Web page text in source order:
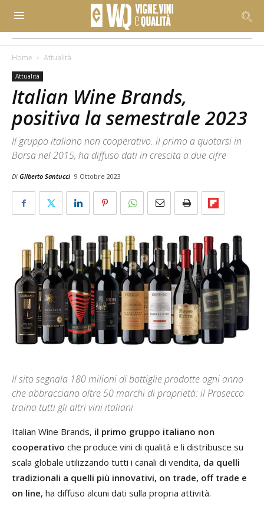
Home Attualità
Attualità
Italian Wine Brands,
positiva la semestrale 2023
Il gruppo italiano non cooperativo. il primo a quotarsi in
Borsa nel 2015, ha diffuso dati in crescita a due cifre
Di Gilberto Santucci 9 Ottobre 2023
Il sito segnala 180 milioni di bottiglie prodotte ogni anno
che abbracciano oltre 50 marchi di proprietà: il Prosecco
traina tutti gli altri vini italiani
Italian Wine Brands, il primo gruppo italiano non
cooperativo che produce vini di qualità e li distribusce su
scala globale utilizzando tutti i canali di vendita, da quelli
tradizionali a quelli più innovativi, on trade, off trade e
on line, ha diffuso alcuni dati sulla propria attività.